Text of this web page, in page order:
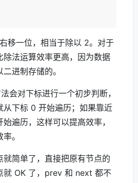
移一位，相当于除以 2。对于
除法运算效率更高，因为数据
进制存储的。
会对下标进行一个初步判断，
从下标 0 开始遍历；如果靠近
遍历，这样可以提高效率，
。
就简单了，直接把原有节点的
就 OK 了，prev 和 next 都不